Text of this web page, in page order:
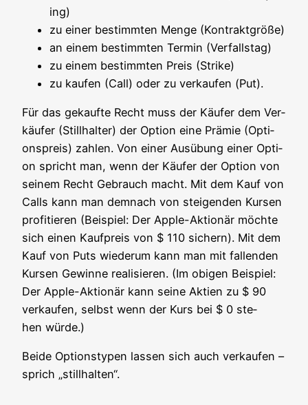
ing)
zu einer bestimm­ten Men­ge (Kon­trakt­grö­ße)
an einem bestimm­ten Ter­min (Ver­falls­tag)
zu einem bestimm­ten Preis (Strike)
zu kau­fen (Call) oder zu ver­kau­fen (Put).
Für das gekauf­te Recht muss der Käu­fer dem Ver­
käu­fer (Still­hal­ter) der Opti­on eine Prä­mie (Opti­
ons­preis) zah­len. Von einer Aus­übung einer Opti­
on spricht man, wenn der Käu­fer der Opti­on von
sei­nem Recht Gebrauch macht. Mit dem Kauf von
Calls kann man dem­nach von stei­gen­den Kur­sen
pro­fi­tie­ren (Bei­spiel: Der Apple-Aktio­när möch­te
sich einen Kauf­preis von $ 110 sichern). Mit dem
Kauf von Puts wie­der­um kann man mit fal­len­den
Kur­sen Gewin­ne rea­li­sie­ren. (Im obi­gen Bei­spiel:
Der Apple-Aktio­när kann sei­ne Akti­en zu $ 90
ver­kau­fen, selbst wenn der Kurs bei $ 0 ste­
hen würde.)
Bei­de Opti­ons­ty­pen las­sen sich auch ver­kau­fen –
sprich „still­hal­ten“.